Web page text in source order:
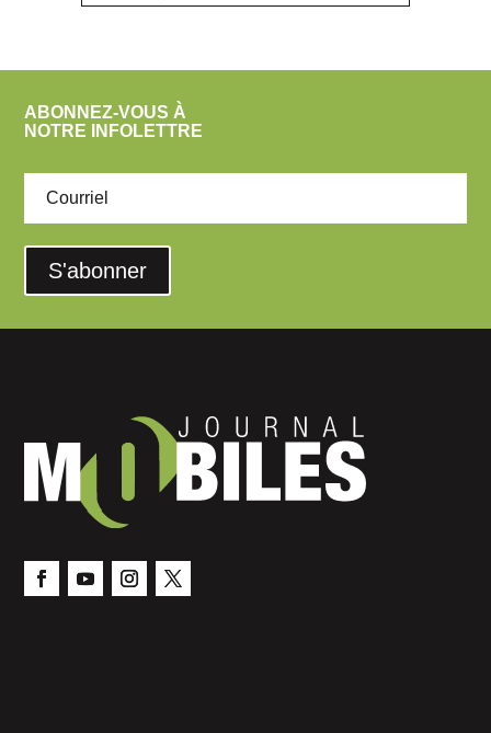
ABONNEZ-VOUS À
NOTRE INFOLETTRE
S'abonner